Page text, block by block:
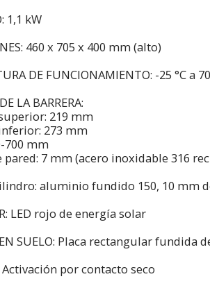
1,1 kW
460 x 705 x 400 mm (alto)
DE FUNCIONAMIENTO: -25 °C a
LA BARRERA:
219 mm
273 mm
700 mm
pared: 7 mm (acero inoxidable 316
aluminio fundido 150, 10 mm
LED rojo de energía solar
SUELO: Placa rectangular fundida
Activación por contacto seco